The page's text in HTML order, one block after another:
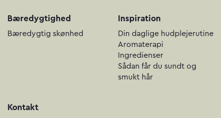
Bæredygtighed
Bæredygtig skønhed
Inspiration
Din daglige hudplejerutine
Aromaterapi
Ingredienser
Sådan får du sundt og
smukt hår
Kontakt